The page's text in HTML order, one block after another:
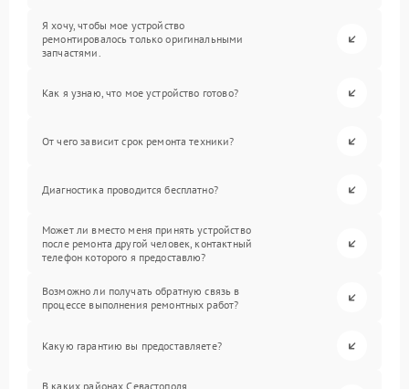
Я хочу, чтобы мое устройство
ремонтировалось только оригинальными
запчастями.
Как я узнаю, что мое устройство готово?
От чего зависит срок ремонта техники?
Диагностика проводится бесплатно?
Может ли вместо меня принять устройство
после ремонта другой человек, контактный
телефон которого я предоставлю?
Возможно ли получать обратную связь в
процессе выполнения ремонтных работ?
Какую гарантию вы предоставляете?
В каких районах Севастополя